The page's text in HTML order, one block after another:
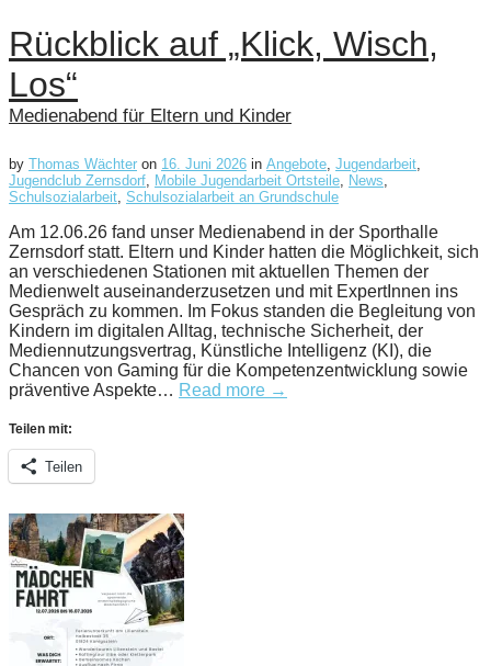
Rückblick auf „Klick, Wisch,
Los“
Medienabend für Eltern und Kinder
by Thomas Wächter on 16. Juni 2026 in Angebote, Jugendarbeit,
Jugendclub Zernsdorf, Mobile Jugendarbeit Ortsteile, News,
Schulsozialarbeit, Schulsozialarbeit an Grundschule
Am 12.06.26 fand unser Medienabend in der Sporthalle
Zernsdorf statt. Eltern und Kinder hatten die Möglichkeit, sich
an verschiedenen Stationen mit aktuellen Themen der
Medienwelt auseinanderzusetzen und mit ExpertInnen ins
Gespräch zu kommen. Im Fokus standen die Begleitung von
Kindern im digitalen Alltag, technische Sicherheit, der
Mediennutzungsvertrag, Künstliche Intelligenz (KI), die
Chancen von Gaming für die Kompetenzentwicklung sowie
präventive Aspekte… Read more →
Teilen mit:
Teilen